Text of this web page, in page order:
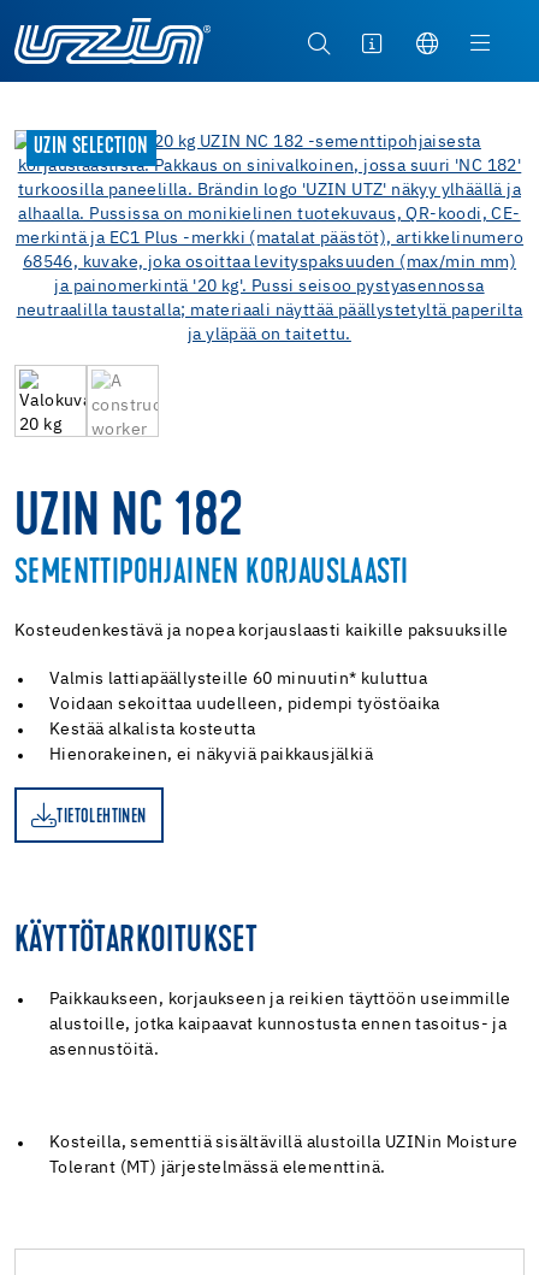
UZIN SELECTION
UZIN NC 182
SEMENTTIPOHJAINEN KORJAUSLAASTI
Kosteudenkestävä ja nopea korjauslaasti kaikille paksuuksille
Valmis lattiapäällysteille 60 minuutin* kuluttua
Voidaan sekoittaa uudelleen, pidempi työstöaika
Kestää alkalista kosteutta
Hienorakeinen, ei näkyviä paikkausjälkiä
TIETOLEHTINEN
KÄYTTÖTARKOITUKSET
Paikkaukseen, korjaukseen ja reikien täyttöön useimmille
alustoille, jotka kaipaavat kunnostusta ennen tasoitus- ja
asennustöitä.
Kosteilla, sementtiä sisältävillä alustoilla UZINin Moisture
Tolerant (MT) järjestelmässä elementtinä.